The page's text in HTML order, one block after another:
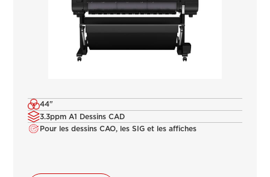
44"
3.3ppm A1 Dessins CAD
Pour les dessins CAO, les SIG et les affiches